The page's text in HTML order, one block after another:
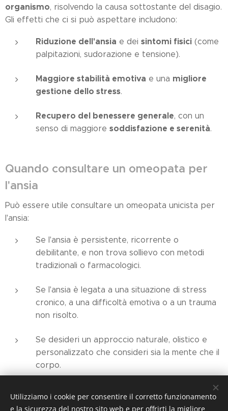
organismo, risolvendo la causa sottostante del disagio.
Gli effetti che ci si può aspettare includono:
Riduzione dell'ansia e dei sintomi fisici (come
palpitazioni, sudorazione e tensione).
Maggiore stabilità emotiva e una migliore
gestione dello stress.
Recupero del benessere generale, con un
senso di maggiore soddisfazione e serenità.
Quando consultare un omeopata per
l'ansia
Può essere utile consultare un omeopata unicista per
l'ansia:
Se l'ansia è persistente, ricorrente o
debilitante, e non trova sollievo con metodi
tradizionali o farmacologici.
Se l'ansia è legata a una situazione di stress
cronico, a una difficoltà emotiva o a un trauma
non risolto.
Se desideri un approccio naturale, olistico e
personalizzato che consideri sia la mente che il
corpo.
Share
Utilizziamo i cookie per consentire il corretto funzionamento
e la sicurezza del nostro sito web e per offrirti la migliore